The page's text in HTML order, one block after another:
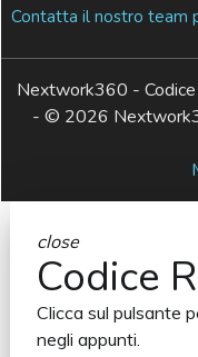
Contatta il nostro team
Nextwork360 -
- © 2026
close
Codice
Clicca sul pulsante
negli appunti.